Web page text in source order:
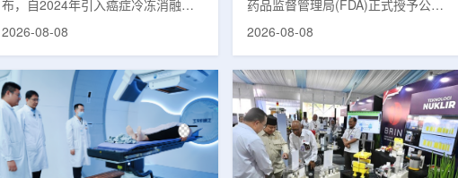
布，自2024年引入癌症冷冻消融术
以来，中心已完成超过100例相关手
法。治疗过程中，医生在CT或超声
成像引导下，将细治疗针精准插入肿
瘤部位，通过零下40摄氏度或更低
的超低温冷冻病灶，使癌细胞发生坏
死。由于低温冷冻本身具有一定麻醉
作用，该技术有助于减轻患者疼痛，
2026-08-08
药品监督管理局(FDA)正式授予公司
自主研发的68Ga-NYM096突破性疗
认定(Fast Track Designation,
FTD)。这是原研核药领域中国首个
获得美国 FDA 突破性疗法认定、首
个同时获得 FDA 突破性疗法与快速
通道双项认定的产品，创造了核药领
域里程碑式突破。68Ga-NYM096是
2026-08-08